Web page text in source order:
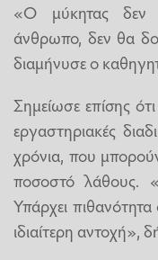
«Ο μύκητας δεν
άνθρωπο, δεν θα
διαμήνυσε ο
Σημείωσε επίσης
εργαστηριακές
χρόνια, που
ποσοστό λάθους.
Υπάρχει πιθανότητα
ιδιαίτερη αντοχή»,